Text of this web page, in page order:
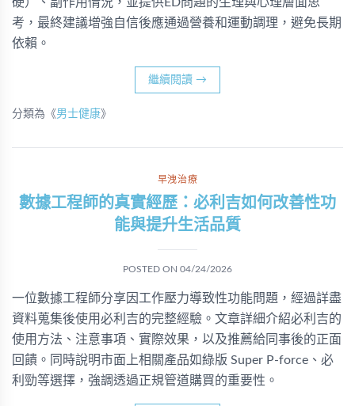
考，最終建議增強自信後應通過營養和運動調理，避免長期
依賴。
繼續閱讀 →
分類為《男士健康》
早洩治療
數據工程師的真實經歷：必利吉如何改善性功
能與提升生活品質
POSTED ON 04/24/2026
一位數據工程師分享因工作壓力導致性功能問題，經過詳盡
資料蒐集後使用必利吉的完整經驗。文章詳細介紹必利吉的
使用方法、注意事項、實際效果，以及推薦給同事後的正面
回饋。同時說明市面上相關產品如綠版 Super P-force、必
利勁等選擇，強調透過正規管道購買的重要性。